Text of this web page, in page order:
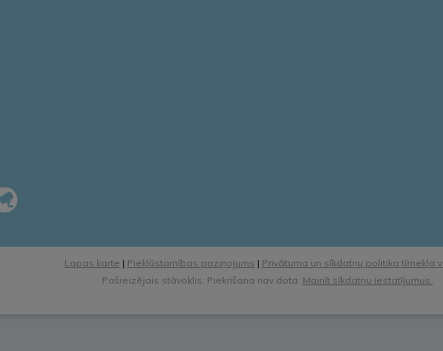
Lapas karte | Piekļūstamības paziņojums | Privātuma un sīkdatņu politika tīmekļa
Pašreizējais stāvoklis: Piekrišana nav dota. Mainīt sīkdatņu iestatījumus.